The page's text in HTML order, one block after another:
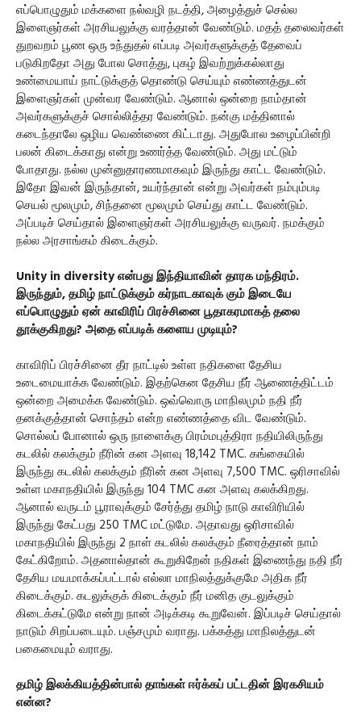
எப்பொழுதும் மக்களை நல்வழி நடத்தி, அழைத்துச் செல்ல
இளைஞர்கள் அரசியலுக்கு வரத்தான் வேண்டும். மதத் தலைவர்கள்
துறவறம் பூண ஒரு உந்துதல் எப்படி அவர்களுக்குத் தேவைப்
படுகிறதோ அது போல சொத்து, புகழ் இவற்றுக்கல்லாது
உண்மையாய் நாட்டுக்குத் தொண்டு செய்யும் எண்ணத்துடன்
இளைஞர்கள் முன்வர வேண்டும். ஆனால் ஒன்றை நாம்தான்
அவர்களுக்குச் சொல்லித்தர வேண்டும். நன்கு மத்தினால்
கடைந்தாலே ஒழிய வெண்ணை கிட்டாது. அதுபோல உழைப்பின்றி
பலன் கிடைக்காது என்று உணர்த்த வேண்டும். அது மட்டும்
போதாது. நல்ல முன்னுதாரணமாகவும் இருந்து காட்ட வேண்டும்.
இதோ இவன் இருந்தான், உயர்ந்தான் என்று அவர்கள் நம்பும்படி
செயல் மூலமும், சிந்தனை மூலமும் செய்து காட்ட வேண்டும்.
அப்படிச் செய்தால் இளைஞர்கள் அரசியலுக்கு வருவர். நமக்கும்
நல்ல அரசாங்கம் கிடைக்கும்.
Unity in diversity என்பது இந்தியாவின் தாரக மந்திரம்.
இருந்தும், தமிழ் நாட்டுக்கும் கர்நாடகாவுக் கும் இடையே
எப்பொழுதும் ஏன் காவிரிப் பிரச்சினை பூதாகரமாகத் தலை
தூக்குகிறது? அதை எப்படிக் களைய முடியும்?
காவிரிப் பிரச்சினை தீர நாட்டில் உள்ள நதிகளை தேசிய
உடைமையாக்க வேண்டும். இதற்கென தேசிய நீர் ஆணைத்திட்டம்
ஒன்றை அமைக்க வேண்டும். ஒவ்வொரு மாநிலமும் நதி நீர்
தனக்குத்தான் சொந்தம் என்ற எண்ணத்தை விட வேண்டும்.
சொல்லப் போனால் ஒரு நாளைக்கு பிரம்மபுத்திரா நதியிலிருந்து
கடலில் கலக்கும் நீரின் கன அளவு 18,142 TMC. கங்கையில்
இருந்து கடலில் கலக்கும் நீரின் கன அளவு 7,500 TMC. ஒரிசாவில்
உள்ள மகாநதியில் இருந்து 104 TMC கன அளவு கலக்கிறது.
ஆனால் வருடம் பூராவுக்கும் சேர்த்து தமிழ் நாடு காவிரியில்
இருந்து கேட்பது 250 TMC மட்டுமே. அதாவது ஒரிசாவில்
மகாநதியில் இருந்து 2 நாள் கடலில் கலக்கும் நீரைத்தான் நாம்
கேட்கிறோம். அதனால்தான் கூறுகிறேன் நதிகள் இணைந்து நதி நீர்
தேசிய மயமாக்கப்பட்டால் எல்லா மாநிலத்துக்குமே அதிக நீர்
கிடைக்கும். கடலுக்குக் கிடைக்கும் நீர் மனித குடலுக்கும்
கிடைக்கட்டுமே என்று நான் அடிக்கடி கூறுவேன். இப்படிச் செய்தால்
நாடும் சிறப்படையும். பஞ்சமும் வராது. பக்கத்து மாநிலத்துடன்
பகைமையும் வராது.
தமிழ் இலக்கியத்தின்பால் தாங்கள் ஈர்க்கப் பட்டதின் இரகசியம்
என்ன?